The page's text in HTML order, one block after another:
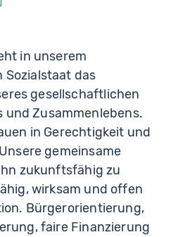
in unserem
Sozialstaat das
gesellschaftlichen
und Zusammenlebens.
in Gerechtigkeit und
gemeinsame
zukunftsfähig zu
wirksam und offen
Bürgerorientierung,
faire Finanzierung